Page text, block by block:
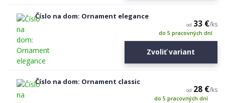
Číslo na dom: Ornament elegance
od 33 €/ks
do 5 pracovných dní
Zvoliť variant
Číslo na dom: Ornament classic
od 28 €/ks
do 5 pracovných dní